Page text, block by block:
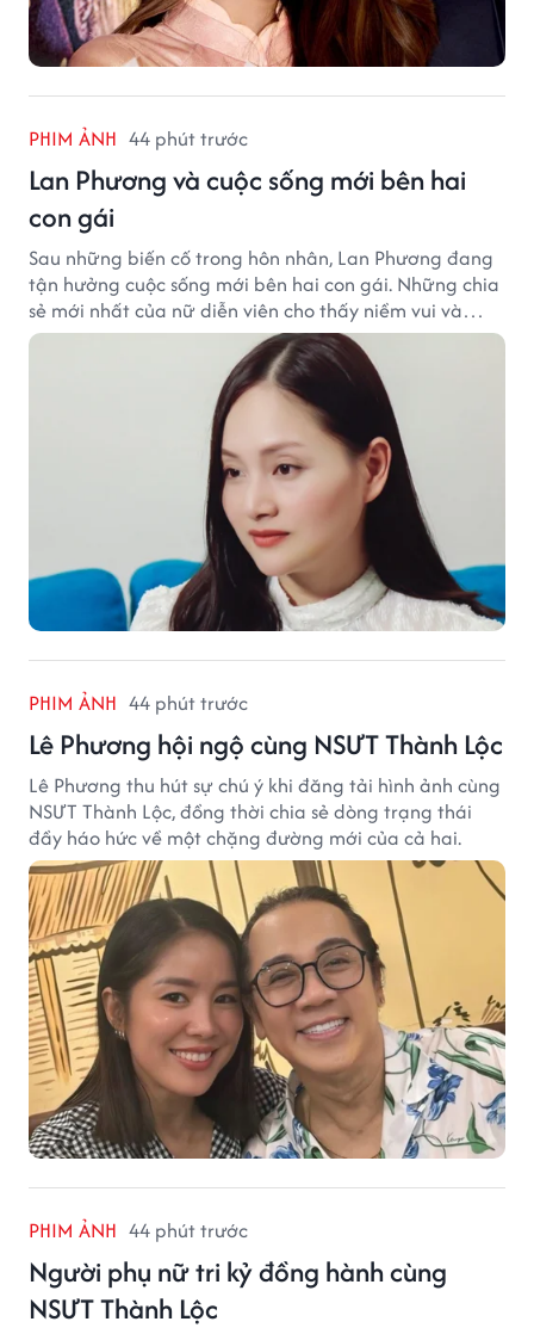
PHIM ẢNH 44 phút trước
Lan Phương và cuộc sống mới bên hai
con gái
Sau những biến cố trong hôn nhân, Lan Phương đang
tận hưởng cuộc sống mới bên hai con gái. Những chia
sẻ mới nhất của nữ diễn viên cho thấy niềm vui và
hạnh phúc hiện tại đến từ những điều bình dị mỗi
PHIM ẢNH 44 phút trước
Lê Phương hội ngộ cùng NSƯT Thành Lộc
Lê Phương thu hút sự chú ý khi đăng tải hình ảnh cùng
NSƯT Thành Lộc, đồng thời chia sẻ dòng trạng thái
đầy háo hức về một chặng đường mới của cả hai.
PHIM ẢNH 44 phút trước
Người phụ nữ tri kỷ đồng hành cùng
NSƯT Thành Lộc